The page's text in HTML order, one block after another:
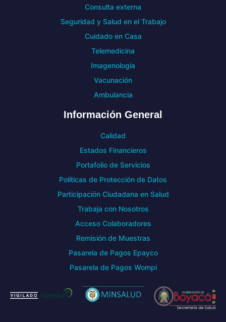
Consulta externa
Seguridad y Salud en el Trabajo
Cuidado en Casa
Telemedicina
Imagenología
Vacunación
Ambulancia
Información General
Calidad
Estados Financieros
Portafolio de Servicios
Políticas de Protección de Datos
Participación Ciudadana en Salud
Trabaja con Nosotros
Acceso Colaboradores
Remisión de Muestras
Pasarela de Pagos Epayco
Pasarela de Pagos Wompi